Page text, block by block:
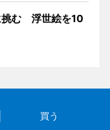
挑む 浮世絵を10
買う